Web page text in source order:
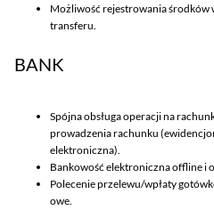
Możliwość rejestrowania środków
transferu.
BANK
Spójna obsługa operacji na
prowadzenia rachunku
elektroniczna).
Bankowość elektroniczna offline i
Polecenie przelewu/wpłaty
owe.